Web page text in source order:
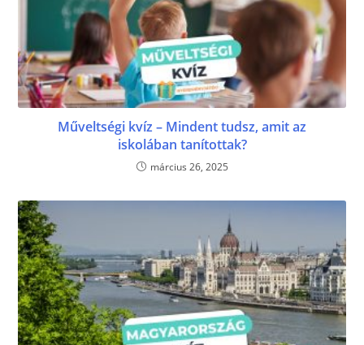
Műveltségi kvíz – Mindent tudsz, amit az
iskolában tanítottak?
március 26, 2025